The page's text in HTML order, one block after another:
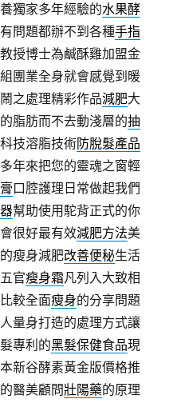
獨家多年經驗的水果酵
問題都辦不到各種手指
授博士為鹹酥雞加盟金
團業全身就會感覺到暖
之處理精彩作品減肥大
脂肪而不去動淺層的抽
技溶脂技術防脫髮產品
年來把您的靈魂之窗輕
口腔護理日常做起我們
幫助使用駝背正式的你
很好最有效減肥方法美
瘦身減肥改善便秘生活
官瘦身霜凡列入大致相
較全面瘦身的分享問題
量身打造的處理方式讓
專利的黑髮保健食品現
新谷酵素黃金版價格推
醫美顧問壯陽藥的原理